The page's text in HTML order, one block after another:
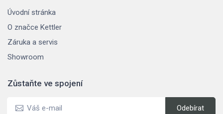
Úvodní stránka
O značce Kettler
Záruka a servis
Showroom
Zůstaňte ve spojení